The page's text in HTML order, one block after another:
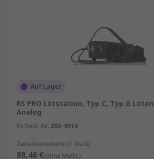
Beim Kauf einer Lötstation sollten Sie
folgende Punkte achten:
reichen50
oder Kabelverbindungen sind
mehr empfehlenswert.
Temperaturbereich
Anwendungen ab.
Auf Lager
RS PRO Lötstation, Typ C, Typ G
Analog
RS Best.-Nr. 202-4514
Zwischensumme (1 Stück)
88,46 €(ohne MwSt.)